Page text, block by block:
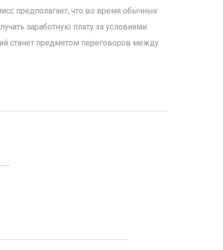
предполагает, что во время обычных
заработную плату за условиями
станет предметом переговоров между